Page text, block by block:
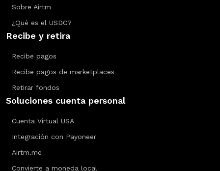
Sobre Airtm
¿Qué es el USDC?
Recibe y retira
Recibe pagos
Recibe pagos de marketplaces
Retirar fondos
Soluciones cuenta personal
Cuenta Virtual USA
Integración con Payoneer
Airtm.me
Convierte a moneda local